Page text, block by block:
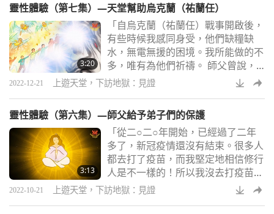
慢慢地由遠至近來到我的面前。「安
塔卡拉之鑰中道」自己突然飛向了那
朵雪蓮花一樣的神山花蕊心，那朵雪
蓮花瞬間盛開綻放，發出耀眼的光
芒，五光十色的，且聞到那陣陣花
香！伏藏之門竟然自己開啟
靈性體驗（第七集）—天堂幫助烏克蘭（祐蘭任）
3:20
「自烏克蘭（祐蘭任）戰事開啟後，
有些時候我感同身受，他們缺糧缺
水，無電無援的困境。我所能做的不
多，唯有為他們祈禱。 師父曾說，
我們修行人很有力量。我們能移山倒
海。我打坐時，看到白色力量被黑色
還有我們若干同修站成一排，對抗該
邪惡力量。我們開始誦唸五聖號與神
聖禮物，該黑色力量逐漸散開並消
失。 我看到天堂用各種方法在幫助
烏克蘭（祐蘭任）人，例如讓俄羅斯
人的子彈憑空消失，撼
2022-12-21 上遊天堂，下訪地獄：見證
靈性體驗（第六集）—師父給予弟子們的保護
3:13
「從二○二○年開始，已經過了二年
多了，新冠疫情還沒有結束。很多人
都去打了疫苗，而我堅定地相信修行
人是不一樣的！所以我沒去打疫苗，
而是更加專注於修行。二○二一年六
月初共修時，入定中，上帝讓我看到
2022-10-21 上遊天堂，下訪地獄：見證